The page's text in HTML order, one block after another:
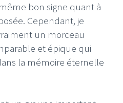
bon signe quant à
Cependant, je
un morceau
et épique qui
la mémoire éternelle